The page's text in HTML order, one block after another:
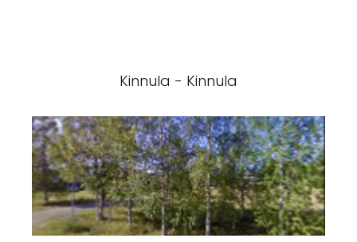
Kinnula - Kinnula